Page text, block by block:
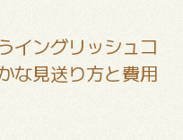
イングリッシュコ
な見送り方と費用